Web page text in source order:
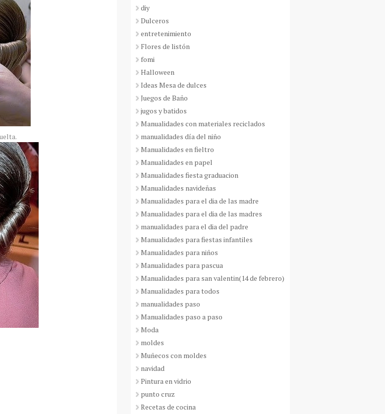
diy
Dulceros
entretenimiento
Flores de listón
fomi
Halloween
Ideas Mesa de dulces
Juegos de Baño
jugos y batidos
Manualidades con materiales reciclados
manualidades día del niño
Manualidades en fieltro
Manualidades en papel
Manualidades fiesta graduacion
Manualidades navideñas
Manualidades para el dia de las madre
Manualidades para el dia de las madres
manualidades para el dia del padre
Manualidades para fiestas infantiles
Manualidades para niños
Manualidades para pascua
Manualidades para san valentin(14 de febrero)
Manualidades para todos
manualidades paso
Manualidades paso a paso
Moda
moldes
Muñecos con moldes
navidad
Pintura en vidrio
punto cruz
Recetas de cocina